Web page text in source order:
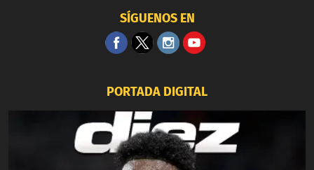
SÍGUENOS EN
PORTADA DIGITAL